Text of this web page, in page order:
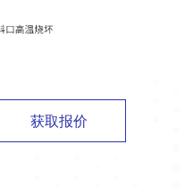
获取报价